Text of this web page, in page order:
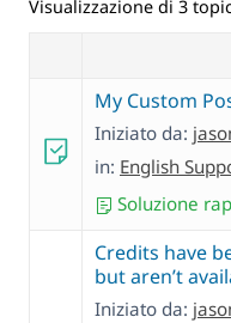
Visualizzazione di 3
My Custom
Iniziato da:
in: English
Soluzione
Credits have
but aren’t
Iniziato da: